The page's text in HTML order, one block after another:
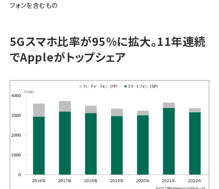
フォンを含むもの
5Gスマホ比率が95%に拡大。11年連続
でAppleがトップシェア